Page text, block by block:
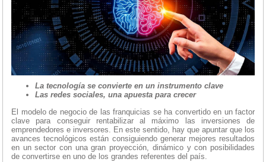
La tecnología se convierte en un instrumento clave
Las redes sociales, una apuesta para crecer
El modelo de negocio de las franquicias se ha convertido en un factor
clave para conseguir rentabilizar al máximo las inversiones de
emprendedores e inversores. En este sentido, hay que apuntar que los
avances tecnológicos están consiguiendo generar mejores resultados
en un sector con una gran proyección, dinámico y con posibilidades
de convertirse en uno de los grandes referentes del país.